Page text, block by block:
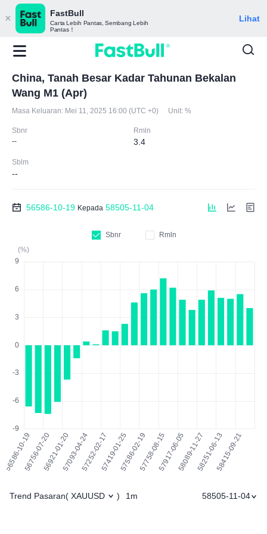
FastBull
Carta Lebih Pantas, Sembang Lebih
Pantas！
Lihat
China, Tanah Besar Kadar Tahunan Bekalan
Wang M1 (Apr)
Masa Keluaran: Mei 11, 2025 16:00 (UTC +0) Unit: %
Sbnr
--
Rmln
3.4
Sblm
--
56586-10-19 Kepada 58505-11-04
Sbnr
Rmln
(%)
Trend Pasaran( XAUUSD ) 1m 58505-11-04